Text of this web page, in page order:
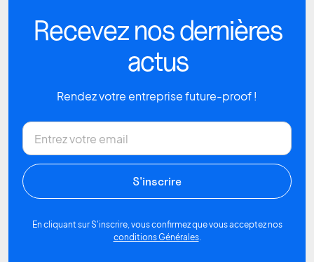
Recevez nos dernières
actus
Rendez votre entreprise future-proof !
En cliquant sur S'inscrire, vous confirmez que vous acceptez nos
conditions Générales.